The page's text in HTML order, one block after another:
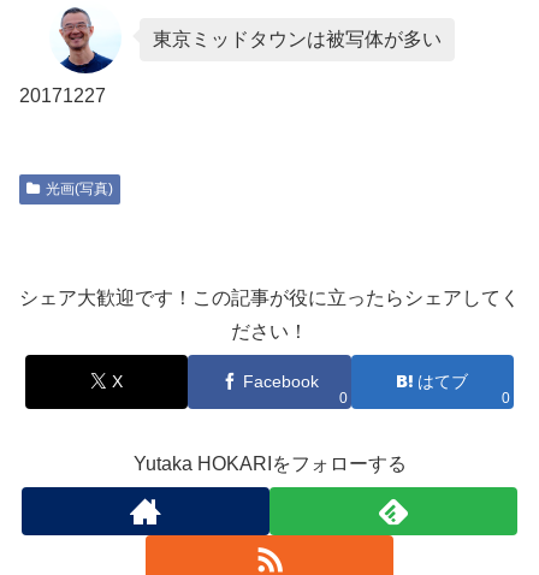
東京ミッドタウンは被写体が多い
20171227
光画(写真)
シェア大歓迎です！この記事が役に立ったらシェアしてく
ださい！
X Facebook
0
はてブ
0
Yutaka HOKARIをフォローする